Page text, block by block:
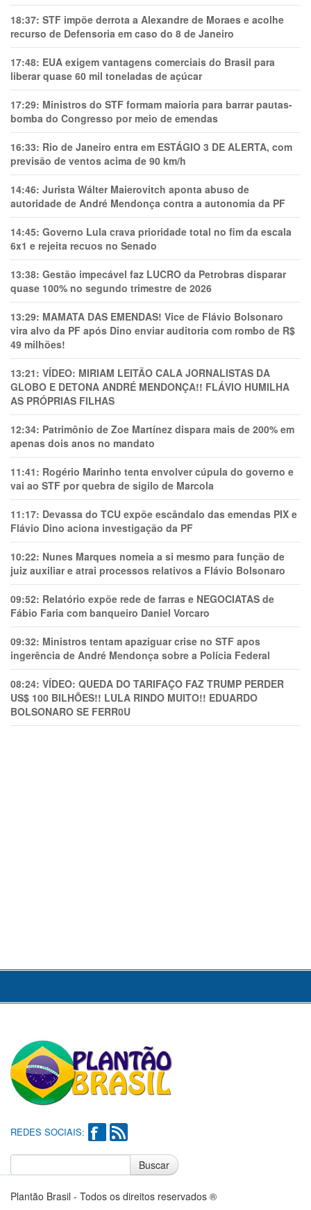
18:37: STF impõe derrota a Alexandre de Moraes e acolhe
recurso de Defensoria em caso do 8 de Janeiro
17:48: EUA exigem vantagens comerciais do Brasil para
liberar quase 60 mil toneladas de açúcar
17:29: Ministros do STF formam maioria para barrar pautas-
bomba do Congresso por meio de emendas
16:33: Rio de Janeiro entra em ESTÁGIO 3 DE ALERTA, com
previsão de ventos acima de 90 km/h
14:46: Jurista Wálter Maierovitch aponta abuso de
autoridade de André Mendonça contra a autonomia da PF
14:45: Governo Lula crava prioridade total no fim da escala
6x1 e rejeita recuos no Senado
13:38: Gestão impecável faz LUCRO da Petrobras disparar
quase 100% no segundo trimestre de 2026
13:29: MAMATA DAS EMENDAS! Vice de Flávio Bolsonaro
vira alvo da PF após Dino enviar auditoria com rombo de R$
49 milhões!
13:21: VÍDEO: MIRIAM LEITÃO CALA JORNALISTAS DA
GLOBO E DETONA ANDRÉ MENDONÇA!! FLÁVIO HUMILHA
AS PRÓPRIAS FILHAS
12:34: Patrimônio de Zoe Martínez dispara mais de 200% em
apenas dois anos no mandato
11:41: Rogério Marinho tenta envolver cúpula do governo e
vai ao STF por quebra de sigilo de Marcola
11:17: Devassa do TCU expõe escândalo das emendas PIX e
Flávio Dino aciona investigação da PF
10:22: Nunes Marques nomeia a si mesmo para função de
juiz auxiliar e atrai processos relativos a Flávio Bolsonaro
09:52: Relatório expõe rede de farras e NEGOCIATAS de
Fábio Faria com banqueiro Daniel Vorcaro
09:32: Ministros tentam apaziguar crise no STF apos
ingerência de André Mendonça sobre a Polícia Federal
08:24: VÍDEO: QUEDA DO TARIFAÇO FAZ TRUMP PERDER
US$ 100 BILHÕES!! LULA RINDO MUITO!! EDUARDO
BOLSONARO SE FERR0U
REDES SOCIAIS:
Buscar
Plantão Brasil - Todos os direitos reservados ®